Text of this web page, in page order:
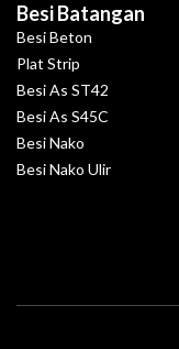
Besi Batangan
Besi Beton
Plat Strip
Besi As ST42
Besi As S45C
Besi Nako
Besi Nako Ulir